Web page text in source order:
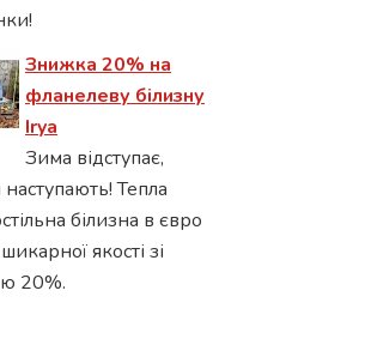
Знижка 20% на
фланелеву білизну
Irya
Зима відступає,
Тепла
білизна в євро
якості зі
20%.